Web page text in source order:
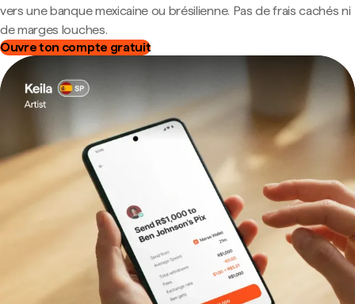
vers une banque mexicaine ou brésilienne. Pas de frais cachés ni
de marges louches.
Ouvre ton compte gratuit